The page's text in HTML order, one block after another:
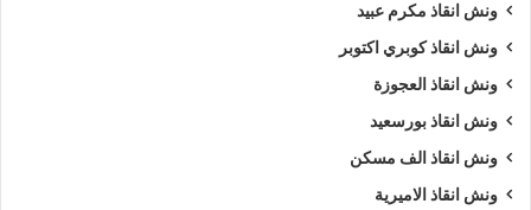
هذه الخدمة تمنح العميل راحة البال وتقلل من القلق أثناء انتظار
وصول الونش، كما يمكن التواصل مع الفنيين في أي وقت لتقديم
تحديثات دقيقة عن حالة السيارة ومسار الوصول.
ونش انقاذ مكرم عبيد
ونش انقاذ كوبري اكتوبر
ونش انقاذ العجوزة
ونش انقاذ بورسعيد
ونش انقاذ الف مسكن
ونش انقاذ الاميرية